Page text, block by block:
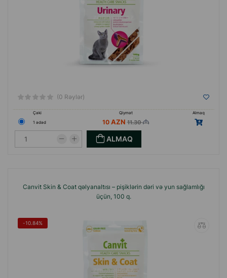
(0 Rəylər)
Çəki Qiymət
Almaq
1 ədəd
10 11.30
ALMAQ
Canvit Skin & Coat qəlyanaltısı – pişiklərin dəri və yun sağlamlığı
üçün, 100 q.
-10.84%